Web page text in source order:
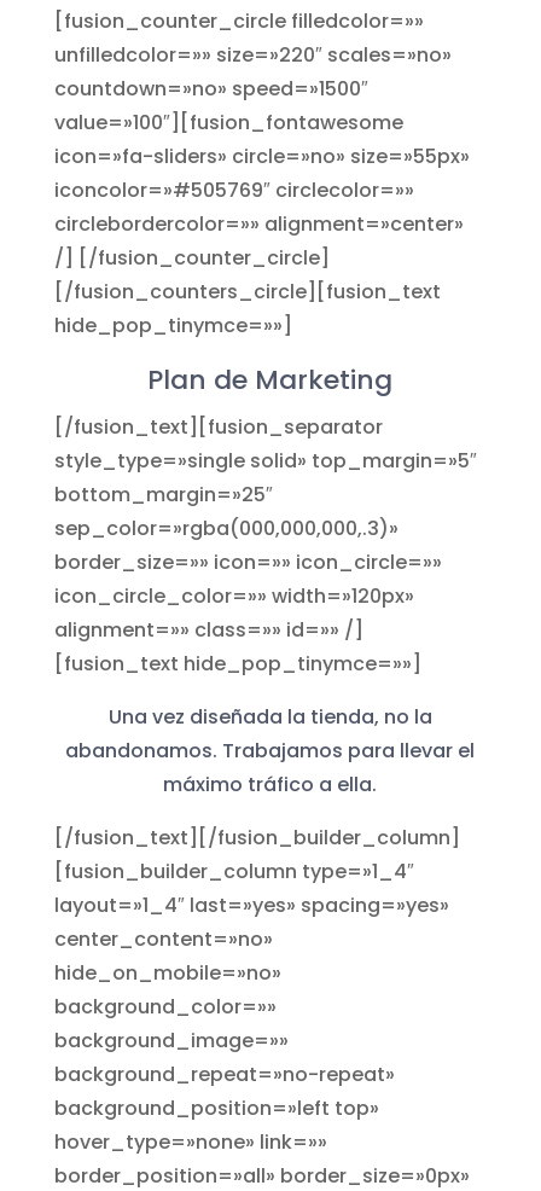
[fusion_counter_circle filledcolor=»»
unfilledcolor=»» size=»220″ scales=»no»
countdown=»no» speed=»1500″
value=»100″][fusion_fontawesome
icon=»fa-sliders» circle=»no» size=»55px»
iconcolor=»#505769″ circlecolor=»»
circlebordercolor=»» alignment=»center»
/] [/fusion_counter_circle]
[/fusion_counters_circle][fusion_text
hide_pop_tinymce=»»]
Plan de Marketing
[/fusion_text][fusion_separator
style_type=»single solid» top_margin=»5″
bottom_margin=»25″
sep_color=»rgba(000,000,000,.3)»
border_size=»» icon=»» icon_circle=»»
icon_circle_color=»» width=»120px»
alignment=»» class=»» id=»» /]
[fusion_text hide_pop_tinymce=»»]
Una vez diseñada la tienda, no la
abandonamos. Trabajamos para llevar el
máximo tráfico a ella.
[/fusion_text][/fusion_builder_column]
[fusion_builder_column type=»1_4″
layout=»1_4″ last=»yes» spacing=»yes»
center_content=»no»
hide_on_mobile=»no»
background_color=»»
background_image=»»
background_repeat=»no-repeat»
background_position=»left top»
hover_type=»none» link=»»
border_position=»all» border_size=»0px»